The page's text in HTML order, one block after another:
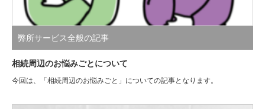
弊所サービス全般の記事
相続周辺のお悩みごとについて
今回は、「相続周辺のお悩みごと」についての記事となります。